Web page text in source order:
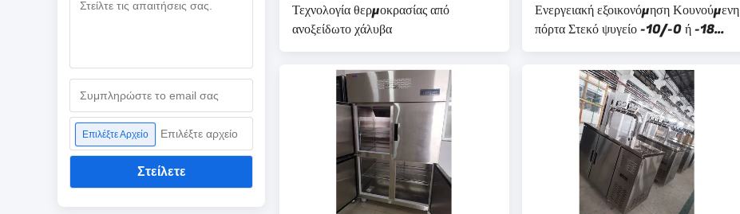
Επιλέξτε Αρχείο Επιλέξτε αρχείο
Στείλετε
Τεχνολογία θερμοκρασίας από
ανοξείδωτο χάλυβα
Ενεργειακή εξοικονόμηση Κουνούμενη
πόρτα Στεκό ψυγείο -10/-0 ή -18
θερμοκρασία για το σούπερ μάρκετ